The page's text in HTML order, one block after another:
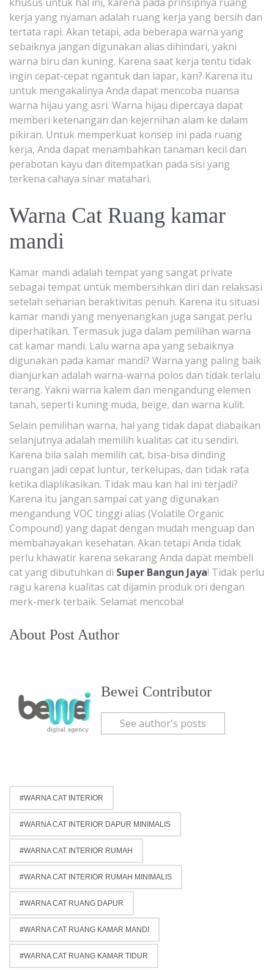
kerja yang nyaman adalah ruang kerja yang bersih dan
tertata rapi. Akan tetapi, ada beberapa warna yang
sebaiknya jangan digunakan alias dihindari, yakni
warna biru dan kuning. Karena saat kerja tentu tidak
ingin cepat-cepat ngantuk dan lapar, kan? Karena itu
untuk mengakalinya Anda dapat mencoba nuansa
warna hijau yang asri. Warna hijau dipercaya dapat
memberi ketenangan dan kejernihan alam ke dalam
pikiran. Untuk memperkuat konsep ini pada ruang
kerja, Anda dapat menambahkan tanaman kecil dan
perabotan kayu dan ditempatkan pada sisi yang
terkena cahaya sinar matahari.
Warna Cat Ruang kamar
mandi
Kamar mandi adalah tempat yang sangat private
sebagai tempat untuk membersihkan diri dan relaksasi
setelah seharian beraktivitas penuh. Karena itu situasi
kamar mandi yang menyenangkan juga sangat perlu
diperhatikan. Termasuk juga dalam pemilihan warna
cat kamar mandi. Lalu warna apa yang sebaiknya
digunakan pada kamar mandi? Warna yang paling baik
dianjurkan adalah warna-warna polos dan tidak terlalu
terang. Yakni warna kalem dan mengandung elemen
tanah, seperti kuning muda, beige, dan warna kulit.
Selain pemilihan warna, hal yang tidak dapat diabaikan
selanjutnya adalah memilih kualitas cat itu sendiri.
Karena bila salah memilih cat, bisa-bisa dinding
ruangan jadi cepat luntur, terkelupas, dan tidak rata
ketika diaplikasikan. Tidak mau kan hal ini terjadi?
Karena itu jangan sampai cat yang digunakan
mengandung VOC tinggi alias (Volatile Organic
Compound) yang dapat dengan mudah menguap dan
membahayakan kesehatan. Akan tetapi Anda tidak
perlu khawatir karena sekarang Anda dapat membeli
cat yang dibutuhkan di Super Bangun Jaya! Tidak perlu
ragu karena kualitas cat dijamin produk ori dengan
merk-merk terbaik. Selamat mencoba!
About Post Author
Bewei Contributor
See author's posts
WARNA CAT INTERIOR
WARNA CAT INTERIOR DAPUR MINIMALIS
WARNA CAT INTERIOR RUMAH
WARNA CAT INTERIOR RUMAH MINIMALIS
WARNA CAT RUANG DAPUR
WARNA CAT RUANG KAMAR MANDI
WARNA CAT RUANG KAMAR TIDUR